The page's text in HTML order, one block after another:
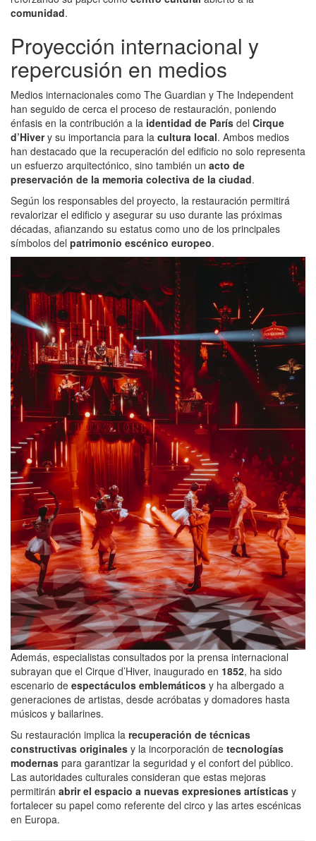
comunidad.
Proyección internacional y
repercusión en medios
Medios internacionales como The Guardian y The Independent
han seguido de cerca el proceso de restauración, poniendo
énfasis en la contribución a la identidad de París del Cirque
d’Hivery su importancia para la cultura local. Ambos medios
han destacado que la recuperación del edificio no solo representa
un esfuerzo arquitectónico, sino también un acto de
preservación de la memoria colectiva de la ciudad.
Según los responsables del proyecto, la restauración permitirá
revalorizar el edificio y asegurar su uso durante las próximas
décadas, afianzando su estatus como uno de los principales
símbolos del patrimonio escénico europeo.
Además, especialistas consultados por la prensa internacional
subrayan que el Cirque d’Hiver, inaugurado en 1852, ha sido
escenario de espectáculos emblemáticos y ha albergado a
generaciones de artistas, desde acróbatas y domadores hasta
músicos y bailarines.
Su restauración implica la recuperación de técnicas
constructivas originales y la incorporación de tecnologías
modernas para garantizar la seguridad y el confort del público.
Las autoridades culturales consideran que estas mejoras
permitirán abrir el espacio a nuevas expresiones artísticas y
fortalecer su papel como referente del circo y las artes escénicas
en Europa.